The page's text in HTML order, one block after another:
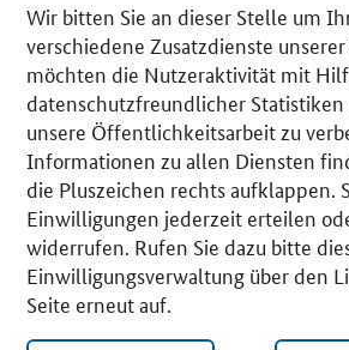
Wir bitten Sie an dieser Stelle um
verschiedene Zusatzdienste
möchten die Nutzeraktivität mit
datenschutzfreundlicher
unsere Öffentlichkeitsarbeit zu
Informationen zu allen Diensten
die Pluszeichen rechts aufklappen.
Einwilligungen jederzeit erteilen
widerrufen. Rufen Sie dazu bitte
Einwilligungsverwaltung über den
Seite erneut auf.